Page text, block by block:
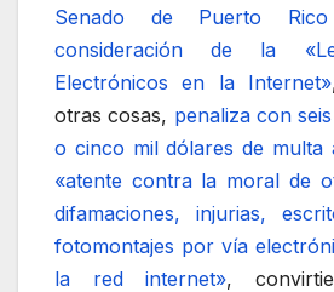
Senado de Puerto
consideración de la
Electrónicos en la Internet»
otras cosas, penaliza con
o cinco mil dólares de multa
«atente contra la moral de
difamaciones, injurias,
fotomontajes por vía
la red internet»,